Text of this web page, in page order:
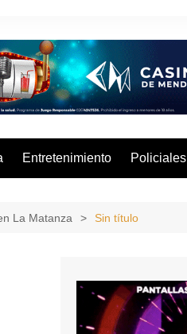
Entretenimiento Policiales
La Matanza Sin título